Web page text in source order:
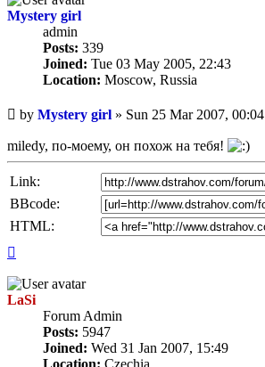
Mystery girl
admin
Posts: 339
Joined: Tue 03 May 2005, 22:43
Location: Moscow, Russia
Unread
by Mystery girl » Sun 25 Mar 2007, 00:04
miledy, по-моему, он похож на тебя!
Link:
BBcode:
HTML:
LaSi
Forum Admin
Posts: 5947
Joined: Wed 31 Jan 2007, 15:49